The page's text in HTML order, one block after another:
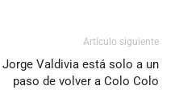
Artículo siguiente
Jorge Valdivia está solo a un
paso de volver a Colo Colo